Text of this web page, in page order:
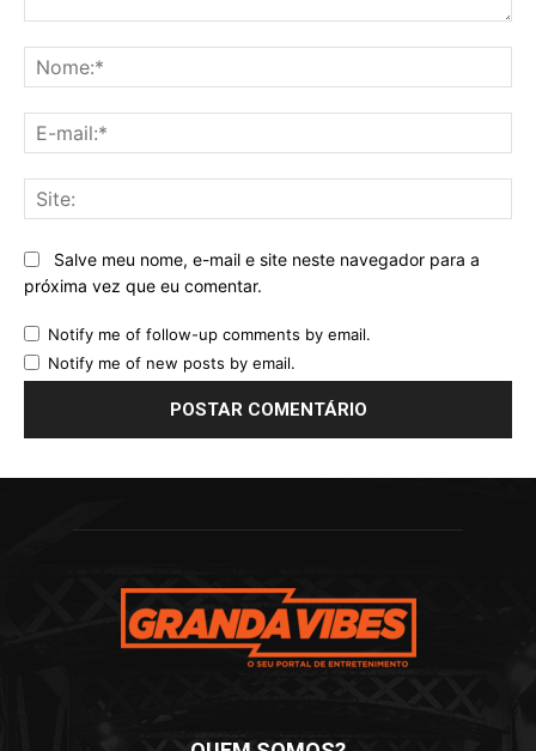
Salve meu nome, e-mail e site neste navegador para a
próxima vez que eu comentar.
Notify me of follow-up comments by email.
Notify me of new posts by email.